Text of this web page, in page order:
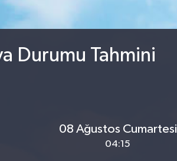
Durumu Tahmini
08 Ağustos Cumartesi
04:15